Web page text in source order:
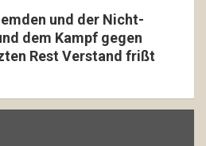
und der Nicht-
dem Kampf gegen
Rest Verstand frißt